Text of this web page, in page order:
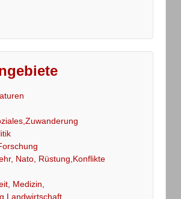
Nato, Rüstung,Konflikte
Medizin,